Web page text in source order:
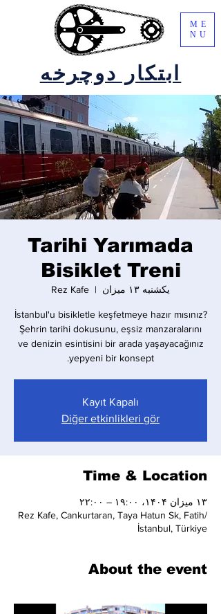
ابتکار دوچرخه
ME
NU
Tarihi Yarımada
Bisiklet Treni
یکشنبه ۱۳ میزان
  |
Rez Kafe
İstanbul'u bisikletle keşfetmeye hazır mısınız?
Şehrin tarihi dokusunu, eşsiz manzaralarını
ve denizin esintisini bir arada yaşayacağınız
yepyeni bir konsept.
Kayıt Kapalı
Diğer etkinlikleri gör
Time & Location
۱۳ میزان ۱۴۰۴، ۱۹:۰۰ – ۲۲:۰۰
Rez Kafe, Cankurtaran, Taya Hatun Sk, Fatih/
İstanbul, Türkiye
About the event